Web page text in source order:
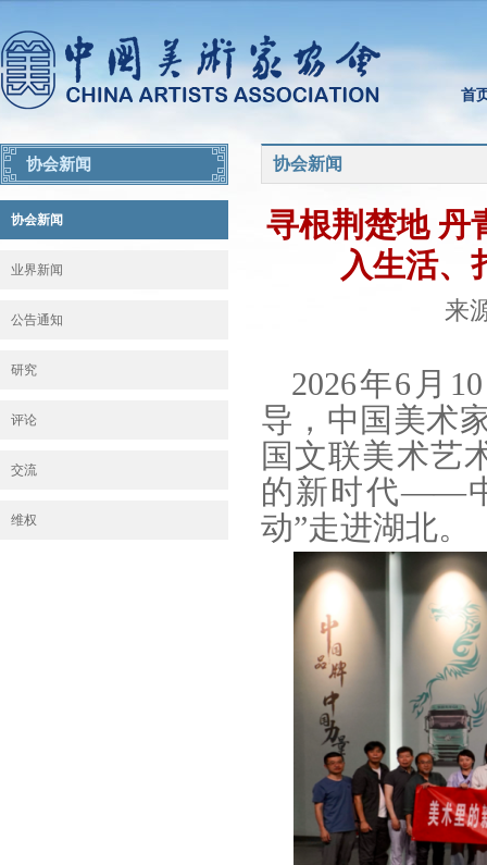
首
协会新闻
协会新闻
业界新闻
公告通知
研究
评论
交流
维权
协会新闻
寻根荆楚地
入生活、
来
2026年6月
导，中国美术
国文联美术艺
的新时代——
动”走进湖北。